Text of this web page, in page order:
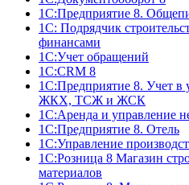
1С:Предприятие 8.
1С: Подрядчик
финансами
1С:Учет обращений
1C:CRM 8
1С:Предприятие 8. Учет
ЖКХ, ТСЖ и ЖСК
1С:Аренда и управление
1С:Предприятие 8. Отель
1C:Управление
1С:Розница 8 Магазин
материалов